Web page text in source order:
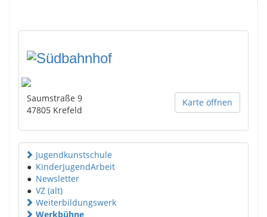
Karte öffnen
Saumstraße 9
47805 Krefeld
Jugendkunstschule
● KinderJugendArbeit
● Newsletter
● VZ (alt)
Weiterbildungswerk
Werkbühne